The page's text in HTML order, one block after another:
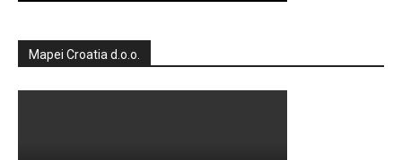
Mapei Croatia d.o.o.